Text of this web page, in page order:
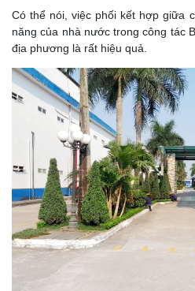
Có thể nói, việc phối kết hợp giữa
năng của nhà nước trong công tác
địa phương là rất hiệu quả.